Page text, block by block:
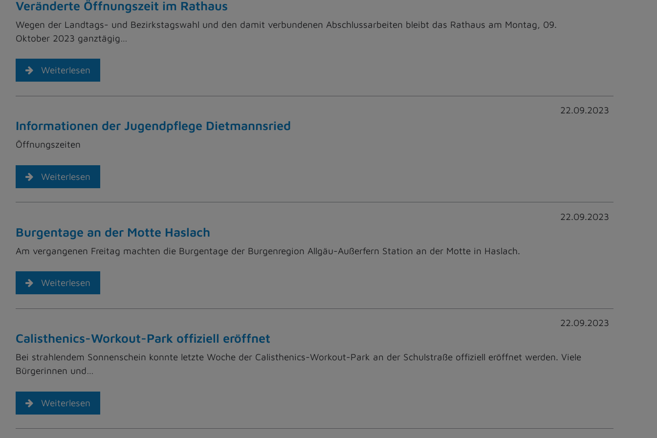
Veränderte Öffnungszeit im Rathaus
Wegen der Landtags- und Bezirkstagswahl und den damit verbundenen Abschlussarbeiten bleibt das Rathaus am Montag, 09.
Oktober 2023 ganztägig…
Weiterlesen
22.09.2023
Informationen der Jugendpflege Dietmannsried
Öffnungszeiten
Weiterlesen
22.09.2023
Burgentage an der Motte Haslach
Am vergangenen Freitag machten die Burgentage der Burgenregion Allgäu-Außerfern Station an der Motte in Haslach.
Weiterlesen
22.09.2023
Calisthenics-Workout-Park offiziell eröffnet
Bei strahlendem Sonnenschein konnte letzte Woche der Calisthenics-Workout-Park an der Schulstraße offiziell eröffnet werden. Viele
Bürgerinnen und…
Weiterlesen